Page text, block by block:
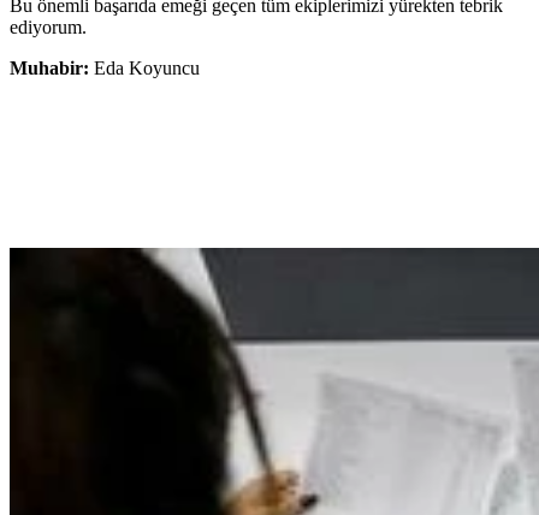
Bu önemli başarıda emeği geçen tüm ekiplerimizi yürekten tebrik
ediyorum.
Muhabir: Eda Koyuncu